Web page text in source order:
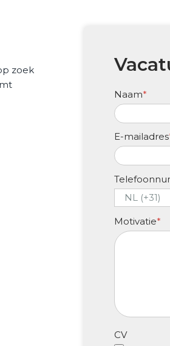
zoek
Naam*
E-mailadres
Motivatie*
CV